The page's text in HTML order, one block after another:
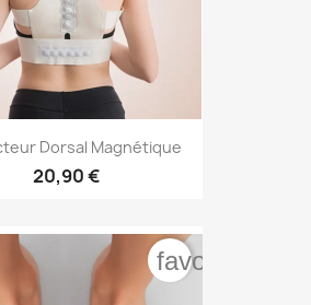
Dorsal Magnétique
20,90 €